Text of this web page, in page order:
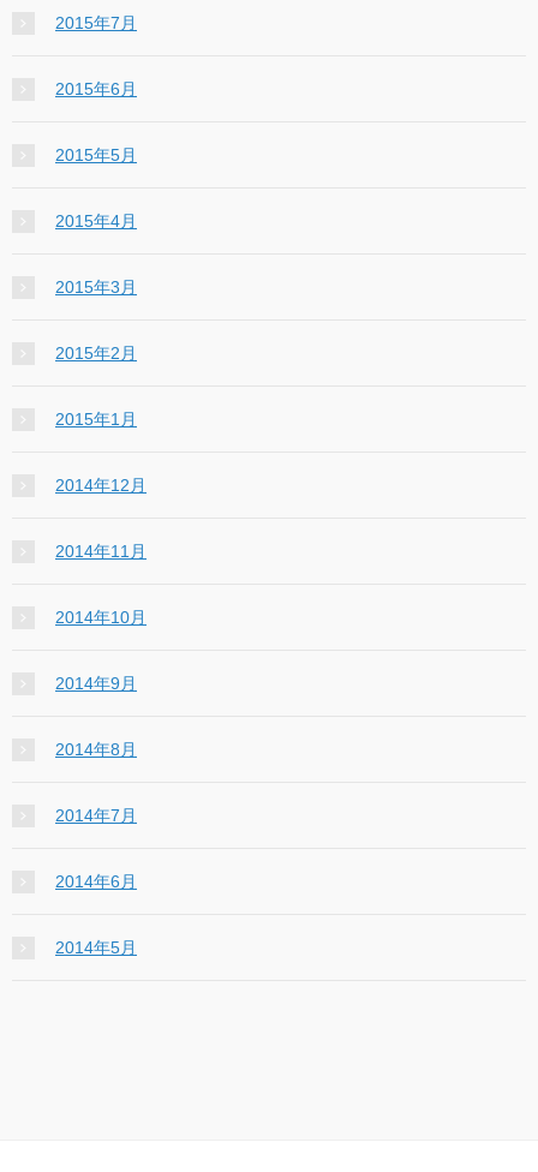
2015年7月
2015年6月
2015年5月
2015年4月
2015年3月
2015年2月
2015年1月
2014年12月
2014年11月
2014年10月
2014年9月
2014年8月
2014年7月
2014年6月
2014年5月